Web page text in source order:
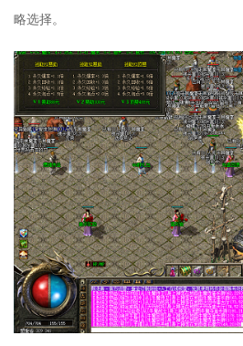
略选择。